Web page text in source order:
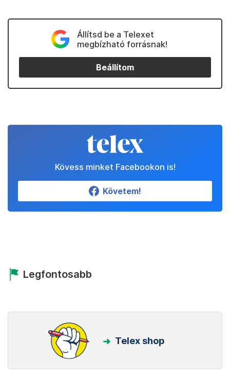
Állítsd be a Telexet
megbízható forrásnak!
Beállítom
Kövess minket Facebookon is!
Követem!
Legfontosabb
Telex shop